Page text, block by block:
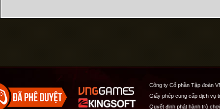
Công ty Cổ phần Tập đoàn
Giấy phép cung cấp dịch vụ
Quyết định phát hành trò